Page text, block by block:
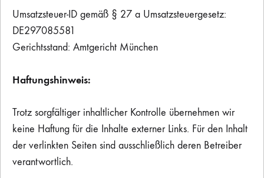
Umsatzsteuer-ID gemäß § 27 a Umsatzsteuergesetz:
DE297085581
Gerichtsstand: Amtgericht München
Haftungshinweis:
Trotz sorgfältiger inhaltlicher Kontrolle übernehmen wir
keine Haftung für die Inhalte externer Links. Für den Inhalt
der verlinkten Seiten sind ausschließlich deren Betreiber
verantwortlich.